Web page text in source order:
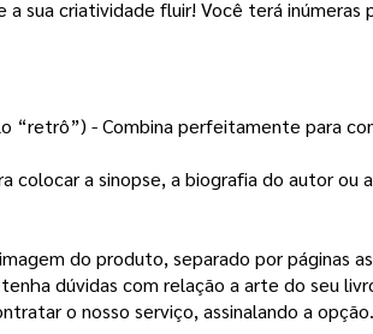
a sua criatividade fluir! Você terá
“retrô”) - Combina perfeitamente para
colocar a sinopse, a biografia do autor
do produto, separado por páginas
dúvidas com relação a arte do seu
o nosso serviço, assinalando a opção.